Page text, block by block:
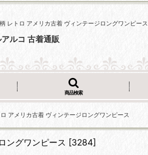
レトロ アメリカ古着 ヴィンテージロングワンピース
アルコ 古着通販
商品検索
アメリカ古着 ヴィンテージロングワンピース
ングワンピース [3284]